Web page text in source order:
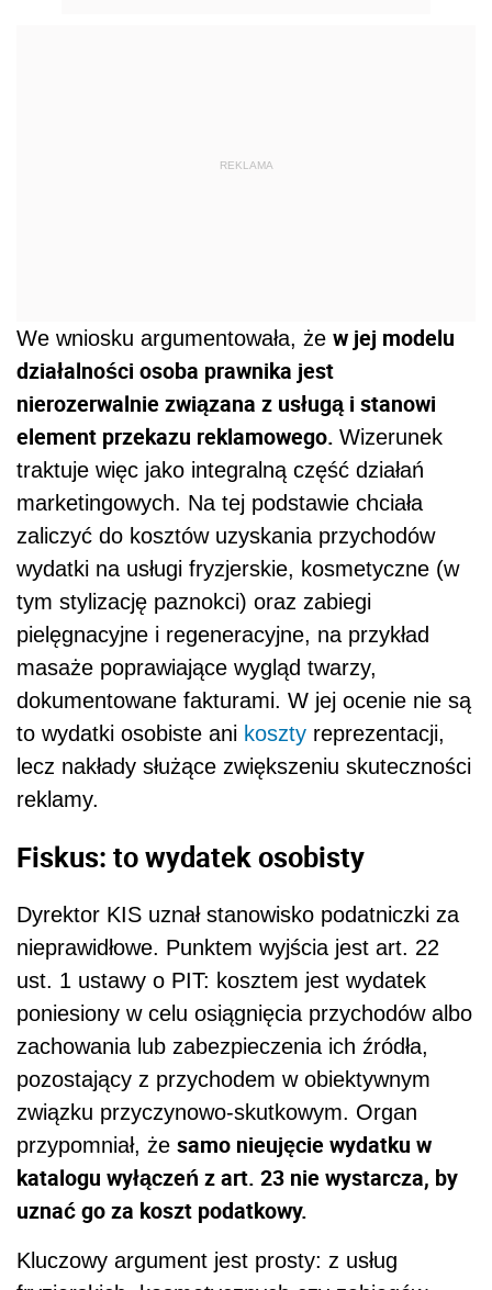
REKLAMA
We wniosku argumentowała, że w jej modelu
działalności osoba prawnika jest
nierozerwalnie związana z usługą i stanowi
element przekazu reklamowego. Wizerunek
traktuje więc jako integralną część działań
marketingowych. Na tej podstawie chciała
zaliczyć do kosztów uzyskania przychodów
wydatki na usługi fryzjerskie, kosmetyczne (w
tym stylizację paznokci) oraz zabiegi
pielęgnacyjne i regeneracyjne, na przykład
masaże poprawiające wygląd twarzy,
dokumentowane fakturami. W jej ocenie nie są
to wydatki osobiste ani koszty reprezentacji,
lecz nakłady służące zwiększeniu skuteczności
reklamy.
Fiskus: to wydatek osobisty
Dyrektor KIS uznał stanowisko podatniczki za
nieprawidłowe. Punktem wyjścia jest art. 22
ust. 1 ustawy o PIT: kosztem jest wydatek
poniesiony w celu osiągnięcia przychodów albo
zachowania lub zabezpieczenia ich źródła,
pozostający z przychodem w obiektywnym
związku przyczynowo-skutkowym. Organ
przypomniał, że samo nieujęcie wydatku w
katalogu wyłączeń z art. 23 nie wystarcza, by
uznać go za koszt podatkowy.
Kluczowy argument jest prosty: z usług